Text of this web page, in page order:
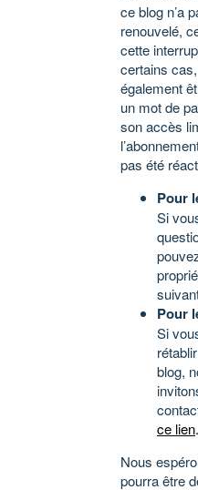
ce blog n’a
renouvelé,
cette
certains
également
un mot de
son accès
pas été
Pour
Si
Pour
Si
blog,
ce lien.
Nous
pourra être